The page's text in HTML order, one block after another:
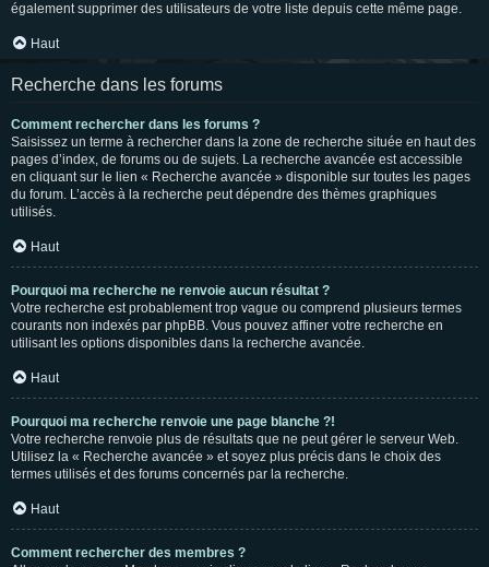
également supprimer des utilisateurs de votre liste depuis cette même page.
Haut
Recherche dans les forums
Comment rechercher dans les forums ?
Saisissez un terme à rechercher dans la zone de recherche située en haut des
pages d’index, de forums ou de sujets. La recherche avancée est accessible
en cliquant sur le lien « Recherche avancée » disponible sur toutes les pages
du forum. L’accès à la recherche peut dépendre des thèmes graphiques
utilisés.
Haut
Pourquoi ma recherche ne renvoie aucun résultat ?
Votre recherche est probablement trop vague ou comprend plusieurs termes
courants non indexés par phpBB. Vous pouvez affiner votre recherche en
utilisant les options disponibles dans la recherche avancée.
Haut
Pourquoi ma recherche renvoie une page blanche ?!
Votre recherche renvoie plus de résultats que ne peut gérer le serveur Web.
Utilisez la « Recherche avancée » et soyez plus précis dans le choix des
termes utilisés et des forums concernés par la recherche.
Haut
Comment rechercher des membres ?